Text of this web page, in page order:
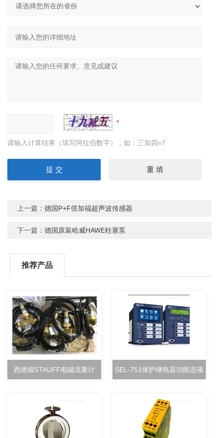
请输入计算结果（填写阿拉伯数字），如：三加四=7
上一篇：德国P+F倍加福超声波传感器
下一篇：德国原装哈威HAWE柱塞泵
推荐产品
西德福STAUFF电磁流量计 SEL-751保护继电器功能选项